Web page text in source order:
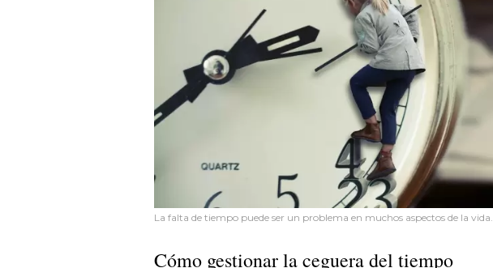
La falta de tiempo puede ser un problema en muchos aspectos de la vida.
Cómo gestionar la ceguera del tiempo